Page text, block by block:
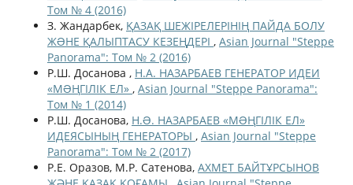
Том № 4 (2016)
З. Жандарбек, ҚАЗАҚ ШЕЖІРЕЛЕРІНІҢ ПАЙДА БОЛУ
ЖƏНЕ ҚАЛЫПТАСУ КЕЗЕҢДЕРІ , Asian Journal "Steppe
Panorama": Том № 2 (2016)
Р.Ш. Досанова , Н.А. НАЗАРБАЕВ ГЕНЕРАТОР ИДЕИ
«МƏҢГІЛІК ЕЛ» , Asian Journal "Steppe Panorama":
Том № 1 (2014)
Р.Ш. Досанова, Н.Ə. НАЗАРБАЕВ «МƏҢГІЛІК ЕЛ»
ИДЕЯСЫНЫҢ ГЕНЕРАТОРЫ , Asian Journal "Steppe
Panorama": Том № 2 (2017)
Р.Е. Оразов, М.Р. Сатенова, АХМЕТ БАЙТҰРСЫНОВ